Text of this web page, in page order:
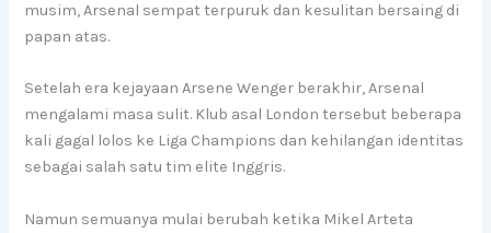
musim, Arsenal sempat terpuruk dan kesulitan bersaing di
papan atas.
Setelah era kejayaan Arsene Wenger berakhir, Arsenal
mengalami masa sulit. Klub asal London tersebut beberapa
kali gagal lolos ke Liga Champions dan kehilangan identitas
sebagai salah satu tim elite Inggris.
Namun semuanya mulai berubah ketika Mikel Arteta